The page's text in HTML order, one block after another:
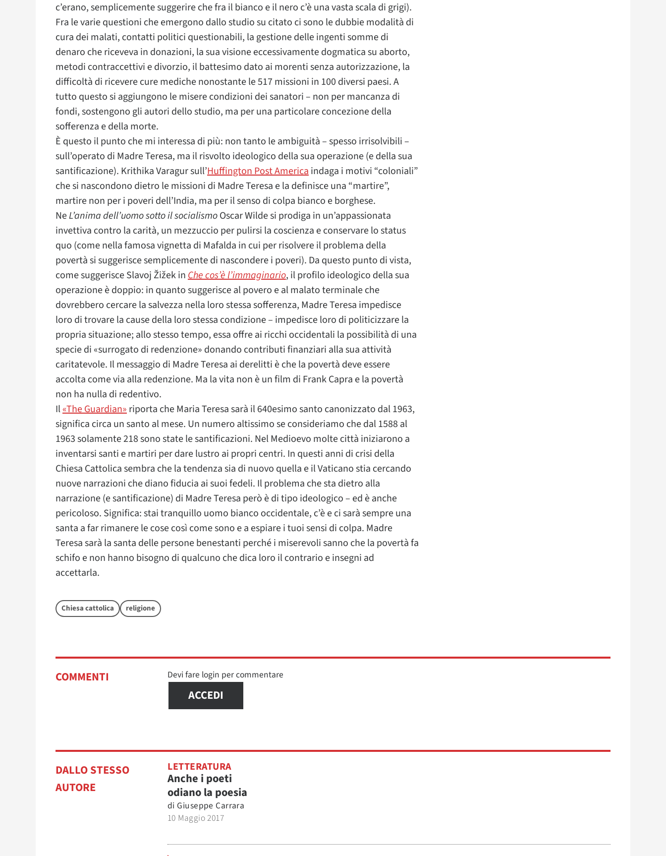
c’erano, semplicemente suggerire che fra il bianco e il nero c’è una vasta scala di grigi).
Fra le varie questioni che emergono dallo studio su citato ci sono le dubbie modalità di
cura dei malati, contatti politici questionabili, la gestione delle ingenti somme di
denaro che riceveva in donazioni, la sua visione eccessivamente dogmatica su aborto,
metodi contraccettivi e divorzio, il battesimo dato ai morenti senza autorizzazione, la
difficoltà di ricevere cure mediche nonostante le 517 missioni in 100 diversi paesi. A
tutto questo si aggiungono le misere condizioni dei sanatori – non per mancanza di
fondi, sostengono gli autori dello studio, ma per una particolare concezione della
sofferenza e della morte.
È questo il punto che mi interessa di più: non tanto le ambiguità – spesso irrisolvibili –
sull’operato di Madre Teresa, ma il risvolto ideologico della sua operazione (e della sua
santificazione). Krithika Varagur sull’Huffington Post Americaindaga i motivi “coloniali”
che si nascondono dietro le missioni di Madre Teresa e la definisce una “martire”,
martire non per i poveri dell’India, ma per il senso di colpa bianco e borghese.
NeL’anima dell’uomo sotto il socialismoOscar Wilde si prodiga in un’appassionata
invettiva contro la carità, un mezzuccio per pulirsi la coscienza e conservare lo status
quo (come nella famosa vignetta di Mafalda in cui per risolvere il problema della
povertà si suggerisce semplicemente di nascondere i poveri). Da questo punto di vista,
come suggerisce Slavoj Žižek inChe cos’è l’immaginario, il profilo ideologico della sua
operazione è doppio: in quanto suggerisce al povero e al malato terminale che
dovrebbero cercare la salvezza nella loro stessa sofferenza, Madre Teresa impedisce
loro di trovare la cause della loro stessa condizione – impedisce loro di politicizzare la
propria situazione; allo stesso tempo, essa offre ai ricchi occidentali la possibilità di una
specie di «surrogato di redenzione» donando contributi finanziari alla sua attività
caritatevole. Il messaggio di Madre Teresa ai derelitti è che la povertà deve essere
accolta come via alla redenzione. Ma la vita non è un film di Frank Capra e la povertà
non ha nulla di redentivo.
Il«The Guardian»riporta che Maria Teresa sarà il 640esimo santo canonizzato dal 1963,
significa circa un santo al mese. Un numero altissimo se consideriamo che dal 1588 al
1963 solamente 218 sono state le santificazioni. Nel Medioevo molte città iniziarono a
inventarsi santi e martiri per dare lustro ai propri centri. In questi anni di crisi della
Chiesa Cattolica sembra che la tendenza sia di nuovo quella e il Vaticano stia cercando
nuove narrazioni che diano fiducia ai suoi fedeli. Il problema che sta dietro alla
narrazione (e santificazione) di Madre Teresa però è di tipo ideologico – ed è anche
pericoloso. Significa: stai tranquillo uomo bianco occidentale, c’è e ci sarà sempre una
santa a far rimanere le cose così come sono e a espiare i tuoi sensi di colpa. Madre
Teresa sarà la santa delle persone benestanti perché i miserevoli sanno che la povertà fa
schifo e non hanno bisogno di qualcuno che dica loro il contrario e insegni ad
accettarla.
Chiesa cattolica religione
COMMENTI Devi fare login per commentare
ACCEDI
DALLO STESSO
AUTORE
LETTERATURA
Anche i poeti
odiano la poesia
di Giuseppe Carrara
10 Maggio 2017